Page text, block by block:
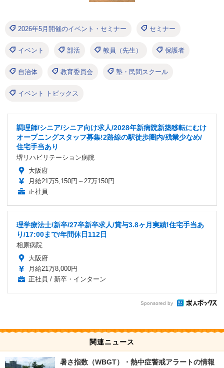
2026年5月開催のイベント・セミナー セミナー
イベント 部活 教員（先生） 保護者
自治体 教育委員会 塾・民間スクール
イベント トピックス
調理師/シニア/シニア向け求人/2028年新病院新築移転にむけ
オープニングスタッフ募集!2路線の駅徒歩圏内/残業少なめ/
住宅手当あり
堺リハビリテーション病院
大阪府
月給21万5,150円～27万150円
正社員
理学療法士/新卒/27卒新卒求人/賞与3.8ヶ月実績!住宅手当あ
り/17:00まで/年間休日112日
相原病院
大阪府
月給21万8,000円
正社員 / 新卒・インターン
Sponsored by
関連ニュース
暑さ指数（WBGT）・熱中症警戒アラートの情報